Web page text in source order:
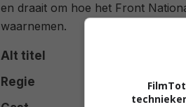
en draait om hoe het Front
waarnemen.
Alt titel
This is
Regie
Lucas